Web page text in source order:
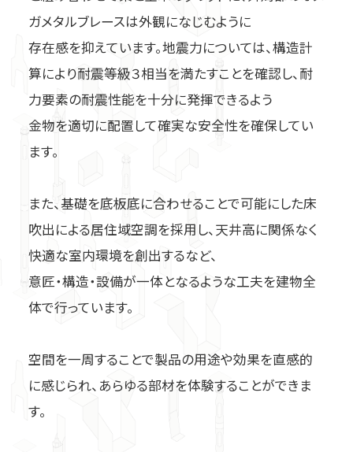
製品紹介
施工部位から探す
推奨金物から探す
告示1460号第1号
告示1460号第2号
シリーズから探す
ガメタルブレースは外観になじむように
存在感を抑えています。地震力については、構造計
算により耐震等級３相当を満たすことを確認し、耐
力要素の耐震性能を十分に発揮できるよう
金物を適切に配置して確実な安全性を確保してい
ます。
また、基礎を底板底に合わせることで可能にした床
吹出による居住域空調を採用し、天井高に関係なく
快適な室内環境を創出するなど、
意匠・構造・設備が一体となるような工夫を建物全
体で行っています。
空間を一周することで製品の用途や効果を直感的
に感じられ、あらゆる部材を体験することができま
す。